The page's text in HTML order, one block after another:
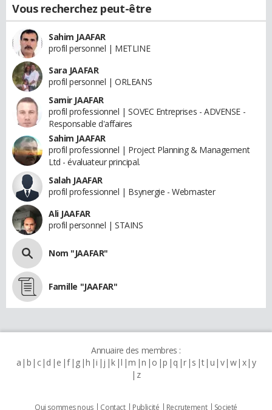
Vous recherchez peut-être
Sahim JAAFAR
profil personnel | METLINE
Sara JAAFAR
profil personnel | ORLEANS
Samir JAAFAR
profil professionnel | SOVEC Entreprises - ADVENSE -
Responsable d'affaires
Sahim JAAFAR
profil professionnel | Project Planning & Management
Ltd - évaluateur principal.
Salah JAAFAR
profil professionnel | Bsynergie - Webmaster
Ali JAAFAR
profil personnel | STAINS
Nom "JAAFAR"
Famille "JAAFAR"
Annuaire des membres :
a b c d e f g h i j k l m n o p q r s t u v w x y
z
Qui sommes nous Contact Publicité Recrutement Societé